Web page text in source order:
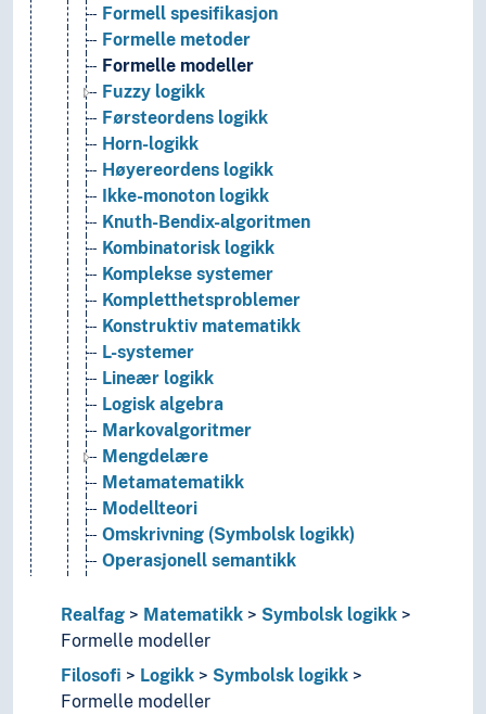
Formell spesifikasjon
Formelle metoder
Formelle modeller
Fuzzy logikk
Førsteordens logikk
Horn-logikk
Høyereordens logikk
Ikke-monoton logikk
Knuth-Bendix-algoritmen
Kombinatorisk logikk
Komplekse systemer
Kompletthetsproblemer
Konstruktiv matematikk
L-systemer
Lineær logikk
Logisk algebra
Markovalgoritmer
Mengdelære
Metamatematikk
Modellteori
Omskrivning (Symbolsk logikk)
Operasjonell semantikk
Programsemantikk
Rekursjonsteori
Samtidighet (Symbolsk logikk)
Spesifikasjoner
Realfag Matematikk
Symbolsk logikk
Formelle modeller
Filosofi
Logikk
Symbolsk logikk
Formelle modeller